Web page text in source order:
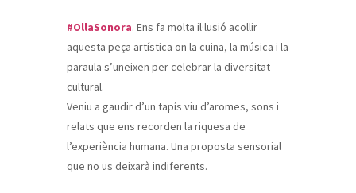
#OllaSonora. Ens fa molta il·lusió acollir
aquesta peça artística on la cuina, la música i la
paraula s’uneixen per celebrar la diversitat
cultural.
Veniu a gaudir d’un tapís viu d’aromes, sons i
relats que ens recorden la riquesa de
l’experiència humana. Una proposta sensorial
que no us deixarà indiferents.